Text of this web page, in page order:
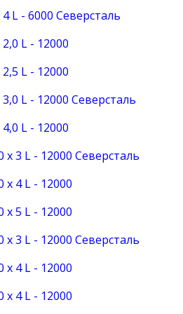
L - 6000 Северсталь
L - 12000
L - 12000
L - 12000 Северсталь
L - 12000
х 3 L - 12000 Северсталь
х 4 L - 12000
х 5 L - 12000
х 3 L - 12000 Северсталь
х 4 L - 12000
х 4 L - 12000